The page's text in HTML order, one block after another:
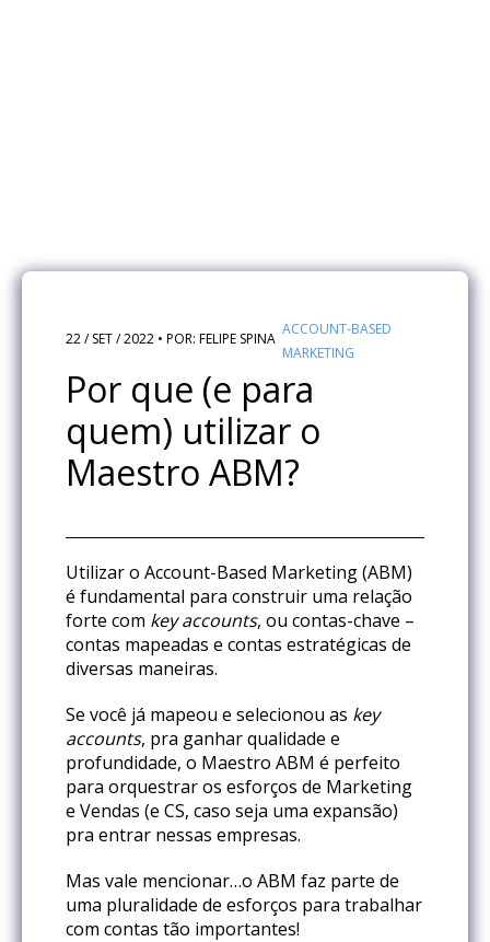
22 / SET / 2022 • POR: FELIPE SPINA
ACCOUNT-BASED
MARKETING
Por que (e para
quem) utilizar o
Maestro ABM?
Utilizar o Account-Based Marketing (ABM)
é fundamental para construir uma relação
forte com key accounts, ou contas-chave –
contas mapeadas e contas estratégicas de
diversas maneiras.
Se você já mapeou e selecionou as key
accounts, pra ganhar qualidade e
profundidade, o Maestro ABM é perfeito
para orquestrar os esforços de Marketing
e Vendas (e CS, caso seja uma expansão)
pra entrar nessas empresas.
Mas vale mencionar…o ABM faz parte de
uma pluralidade de esforços para trabalhar
com contas tão importantes!